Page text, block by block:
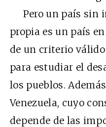
Pero un país sin
propia es un país
de un criterio
para estudiar el
los pueblos.
Venezuela, cuyo
depende de las